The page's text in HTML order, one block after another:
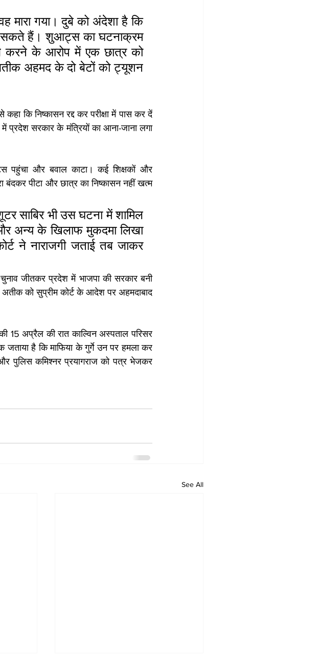
मारा गया। दुबे को अंदेशा है कि
सकते हैं। शुआट्स का घटनाक्रम
करने के आरोप में एक छात्र को
अहमद के दो बेटों को ट्यूशन
कि निष्कासन रद्द कर परीक्षा में पास कर दें
प्रदेश सरकार के मंत्रियों का आना-जाना लगा
पहुंचा और बवाल काटा। कई शिक्षकों और
बंदकर पीटा और छात्र का निष्कासन नहीं खत्म
साबिर भी उस घटना में शामिल
अन्य के खिलाफ मुकदमा लिखा
ने नाराजगी जताई तब जाकर
जीतकर प्रदेश में भाजपा की सरकार बनी
को सुप्रीम कोर्ट के आदेश पर अहमदाबाद
15 अप्रैल की रात काल्विन अस्पताल परिसर
है कि माफिया के गुर्गे उन पर हमला कर
पुलिस कमिश्नर प्रयागराज को पत्र भेजकर
See All